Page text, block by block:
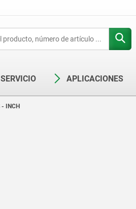
SERVICIO APLICACIONES
- INCH